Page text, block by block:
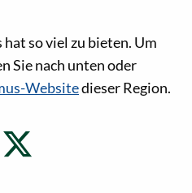
so viel zu bieten. Um
Sie nach unten oder
Websitedieser Region.